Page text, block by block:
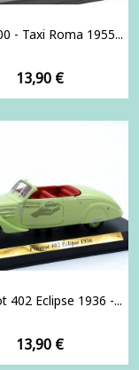
- Taxi Roma 1955...
Prix
13,90 €
402 Eclipse 1936 -...
Prix
13,90 €